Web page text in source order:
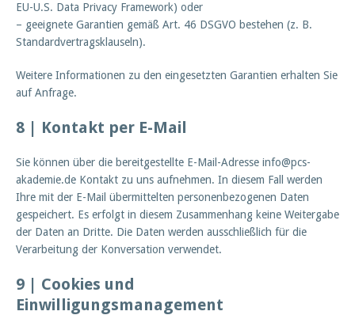
EU-U.S. Data Privacy Framework) oder
– geeignete Garantien gemäß Art. 46 DSGVO bestehen (z. B.
Standardvertragsklauseln).
Weitere Informationen zu den eingesetzten Garantien erhalten Sie
auf Anfrage.
8 | Kontakt per E-Mail
Sie können über die bereitgestellte E-Mail-Adresse info@pcs-
akademie.de Kontakt zu uns aufnehmen. In diesem Fall werden
Ihre mit der E-Mail übermittelten personenbezogenen Daten
gespeichert. Es erfolgt in diesem Zusammenhang keine Weitergabe
der Daten an Dritte. Die Daten werden ausschließlich für die
Verarbeitung der Konversation verwendet.
9 | Cookies und
Einwilligungsmanagement